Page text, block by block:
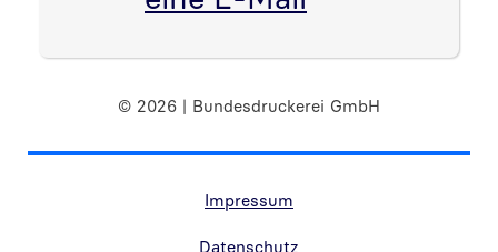
© 2026 | Bundesdruckerei GmbH
Impressum
Datenschutz